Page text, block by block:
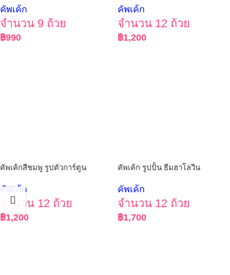
คัพเค้ก
จำนวน 9 ถ้วย
฿990
คัพเค้ก
จำนวน 12 ถ้วย
฿1,200
คัพเค้กสีชมพู รูปตัวการ์ตูน
คัพเค้ก
จำนวน 12 ถ้วย
฿1,200
คัพเค้ก รูปปั้น ธีมฮาโลวีน
คัพเค้ก
จำนวน 12 ถ้วย
฿1,700